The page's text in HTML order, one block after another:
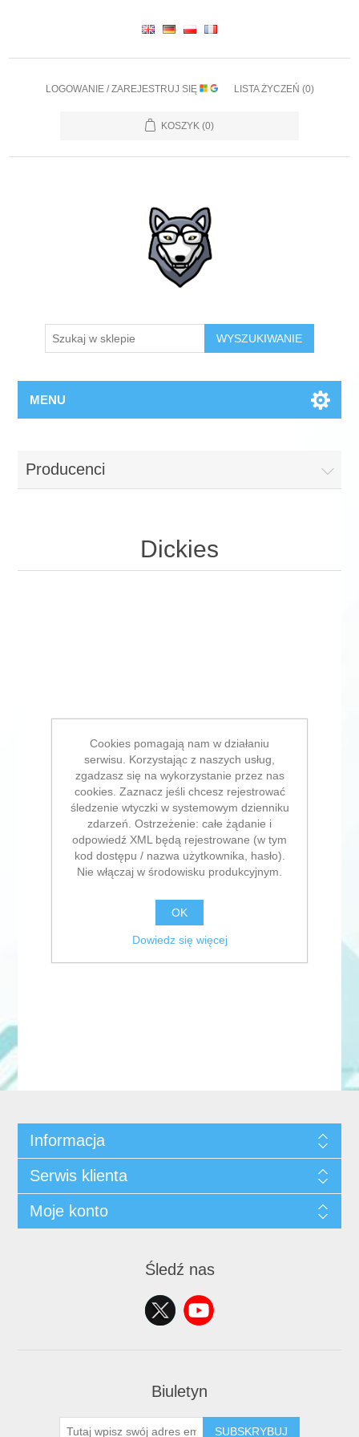
LOGOWANIE / ZAREJESTRUJ SIĘ LISTA ŻYCZEŃ (0)
KOSZYK (0)
WYSZUKIWANIE
MENU
Producenci
Dickies
Informacja
Serwis klienta
Moje konto
Śledź nas
Biuletyn
SUBSKRYBUJ
Cookies pomagają nam w działaniu
serwisu. Korzystając z naszych usług,
zgadzasz się na wykorzystanie przez nas
cookies. Zaznacz jeśli chcesz rejestrować
śledzenie wtyczki w systemowym dzienniku
zdarzeń. Ostrzeżenie: całe żądanie i
odpowiedź XML będą rejestrowane (w tym
kod dostępu / nazwa użytkownika, hasło).
Nie włączaj w środowisku produkcyjnym.
OK
Dowiedz się więcej